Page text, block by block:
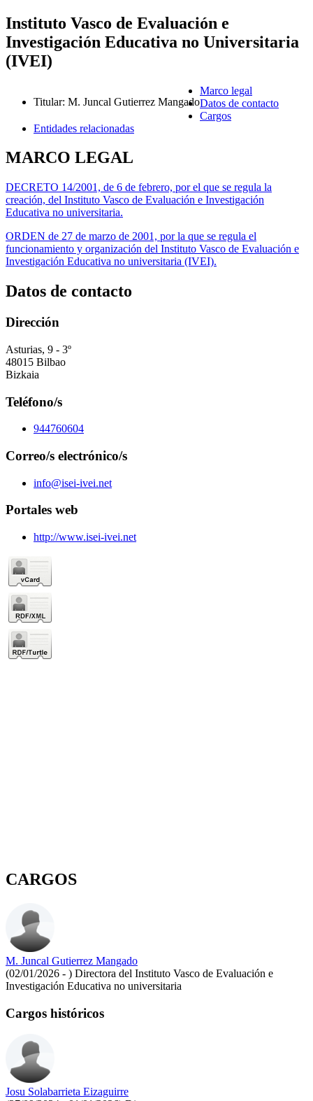
Instituto Vasco de Evaluación e
Investigación Educativa no Universitaria
(IVEI)
Titular: M. Juncal Gutierrez Mangado
Marco legal
Datos de contacto
Cargos
Entidades relacionadas
MARCO LEGAL
DECRETO 14/2001, de 6 de febrero, por el que se regula la
creación, del Instituto Vasco de Evaluación e Investigación
Educativa no universitaria.
ORDEN de 27 de marzo de 2001, por la que se regula el
funcionamiento y organización del Instituto Vasco de Evaluación e
Investigación Educativa no universitaria (IVEI).
Datos de contacto
Dirección
Asturias, 9 - 3º
48015 Bilbao
Bizkaia
Teléfono/s
944760604
Correo/s electrónico/s
info@isei-ivei.net
Portales web
http://www.isei-ivei.net
CARGOS
M. Juncal Gutierrez Mangado
(02/01/2026 - ) Directora del Instituto Vasco de Evaluación e
Investigación Educativa no universitaria
Cargos históricos
Josu Solabarrieta Eizaguirre